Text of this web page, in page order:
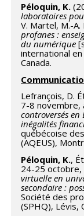
Péloquin, K.
laboratoires
V. Martel, M.-A.
profanes :
du numérique
international en
Canada.
Lefrançois, D.
7-8 novembre,
controversés en
inégalités
québécoise
(AQEUS),
Péloquin, K.,
24-25 octobre,
virtuelle en
secondaire :
Société des
(SPHQ), Lévis,